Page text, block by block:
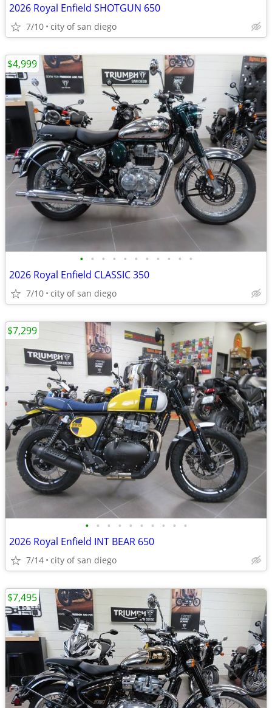
2026 Royal Enfield SHOTGUN 650
7/10 city of san diego
• • • • • • • • • • •
2026 Royal Enfield CLASSIC 350
7/10 city of san diego
$4,999
• • • • • • • • • •
2026 Royal Enfield INT BEAR 650
7/14 city of san diego
$7,299
$7,495